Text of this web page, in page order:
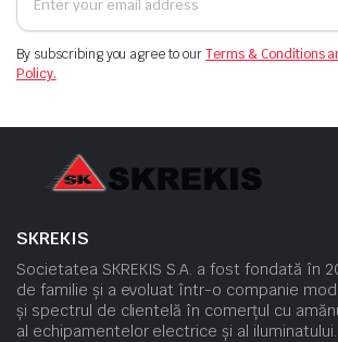
By subscribing you agree to ourTerms & Conditions
Policy.
SKREKIS
Societatea SKREKIS S.A. a fost fondată în
de familie și a evoluat într-o companie
și spectrul de clientelă în comerțul cu
al echipamentelor electrice și al iluminatului.